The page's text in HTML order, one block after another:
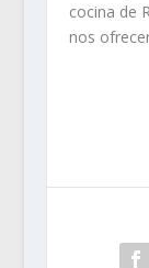
cocina de
nos